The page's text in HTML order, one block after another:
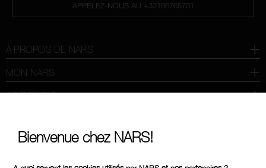
APPELEZ-NOUS AU +33186765701
À PROPOS DE NARS
MON NARS
AIDE ET FAQ
Bienvenue chez NARS!